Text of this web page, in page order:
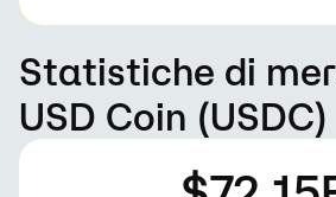
Statistiche di
USD Coin (USDC)